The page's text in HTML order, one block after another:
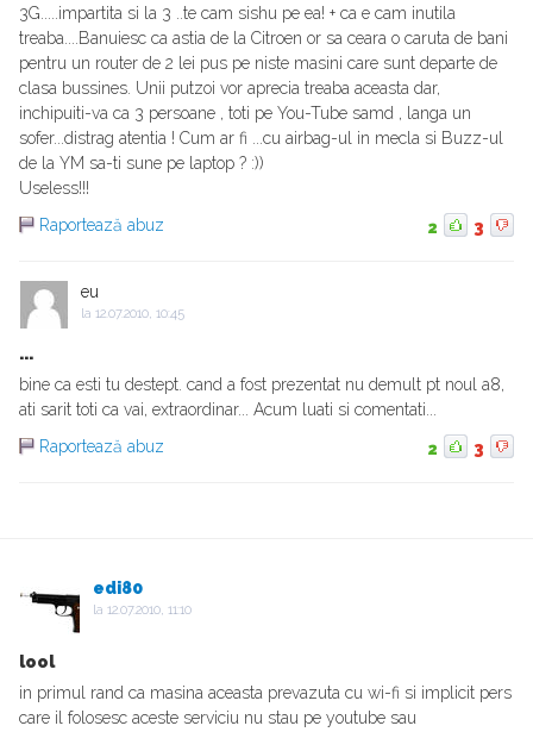
3G.....impartita si la 3 ..te cam sishu pe ea! + ca e cam inutila
treaba....Banuiesc ca astia de la Citroen or sa ceara o caruta de bani
pentru un router de 2 lei pus pe niste masini care sunt departe de
clasa bussines. Unii putzoi vor aprecia treaba aceasta dar,
inchipuiti-va ca 3 persoane , toti pe You-Tube samd , langa un
sofer...distrag atentia ! Cum ar fi ...cu airbag-ul in mecla si Buzz-ul
de la YM sa-ti sune pe laptop ? :))
Useless!!!
Raportează abuz
2 3
eu
la 12.07.2010, 10:45
...
bine ca esti tu destept. cand a fost prezentat nu demult pt noul a8,
ati sarit toti ca vai, extraordinar... Acum luati si comentati...
Raportează abuz
2 3
edi80
la 12.07.2010, 11:10
lool
in primul rand ca masina aceasta prevazuta cu wi-fi si implicit pers
care il folosesc aceste serviciu nu stau pe youtube sau